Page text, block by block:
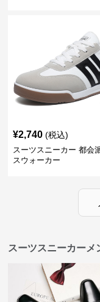
¥2,740 (税込)
スーツスニーカー 都会
スウォーカー
スーツスニーカーメ